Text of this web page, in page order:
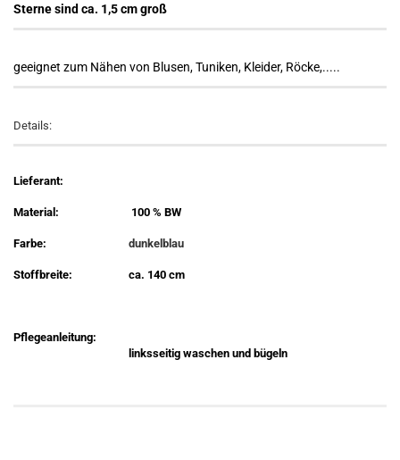
Sterne sind ca. 1,5 cm groß
geeignet zum Nähen von Blusen, Tuniken, Kleider, Röcke,.....
Details:
Lieferant:
Material: 100 % BW
Farbe: dunkelblau
Stoffbreite: ca. 140 cm
Pflegeanleitung:
linksseitig waschen und bügeln